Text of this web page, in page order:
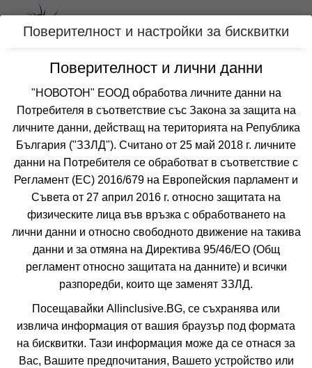
Вход
Категории
Оферти за БАРСЕЛОНА, ИСПАНИЯ
Още курорти Филтри
 Сортирай по:
Поверителност и настройки за бисквитки
Поверителност и лични данни
"НОВОТОН" ЕООД обработва личните данни на
Потребителя в съответствие със Закона за защита на
личните данни, действащ на територията на Република
България ("ЗЗЛД"). Считано от 25 май 2018 г. личните
данни на Потребителя се обработват в съответствие с
Регламент (ЕС) 2016/679 на Европейския парламент и
Съвета от 27 април 2016 г. относно защитата на
физическите лица във връзка с обработването на
лични данни и относно свободното движение на такива
данни и за отмяна на Директива 95/46/EО (Общ
регламент относно защитата на данните) и всички
разпоредби, които ще заменят ЗЗЛД.
Посещавайки Allinclusive.BG, се съхранява или
извлича информация от вашия браузър под формата
на бисквитки. Тази информация може да се отнася за
Вас, Вашите предпочитания, Вашето устройство или